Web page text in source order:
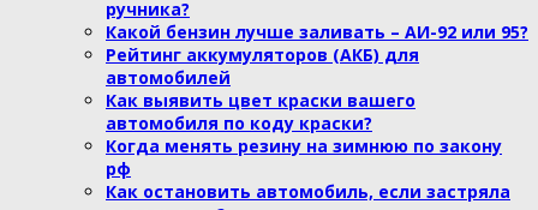
ручника?
Какой бензин лучше заливать – АИ-92 или 95?
Рейтинг аккумуляторов (АКБ) для
автомобилей
Как выявить цвет краски вашего
автомобиля по коду краски?
Когда менять резину на зимнюю по закону
рф
Как остановить автомобиль, если застряла